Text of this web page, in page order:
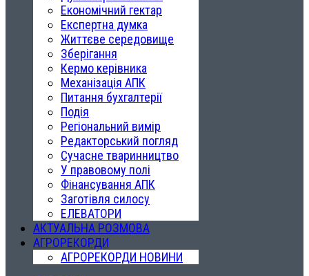
Економічний гектар
Експертна думка
Життєве середовище
Зберігання
Кермо керівника
Механізація АПК
Питання бухгалтерії
Подія
Регіональний вимір
Редакторський погляд
Сучасне тваринництво
У правовому полі
Фінансування АПК
Заготівля силосу
ЕЛЕВАТОРИ
АКТУАЛЬНА РОЗМОВА
АГРОРЕКОРДИ
АГРОРЕКОРДИ НОВИНИ